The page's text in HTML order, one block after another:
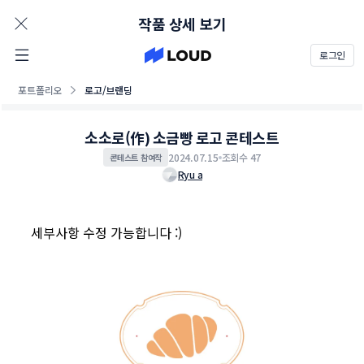
로그인
포트폴리오 로고/브랜딩
작품 상세 보기
소소로(作) 소금빵 로고 콘테스트
콘테스트 참여작 2024.07.15 조회수 47
Ryu a
세부사항 수정 가능합니다 :)